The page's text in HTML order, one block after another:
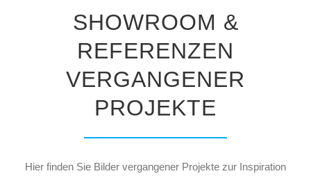
SHOWROOM &
REFERENZEN
VERGANGENER
PROJEKTE
Hier finden Sie Bilder vergangener Projekte zur Inspiration